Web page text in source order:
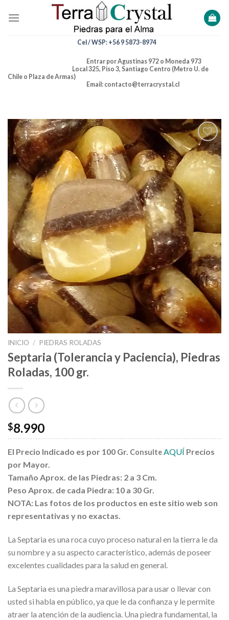
Cel / WSP: +56 9 5873-8974
Entrar por Agustinas 972 o Moneda 973
Local 325, Piso 3, Santiago Centro (Metro U. de
Chile o Plaza de Armas)
Email: contacto@terracrystal.cl
Añadir
a la
lista de
deseos
INICIO / PIEDRAS ROLADAS
Septaria (Tolerancia y Paciencia), Piedras
Roladas, 100 gr.
$8.990
El Precio Indicado es por 100 Gr. ConsulteAQUÍ Precios
por Mayor.
Tamaño Aprox. de las Piedras: 2 a 3 Cm.
Peso Aprox. de cada Piedra: 10 a 30 Gr.
NOTA: Las fotos de los productos en este sitio web son
representativas y no exactas.
La Septaria es una roca cuyo proceso natural en la tierra le da
su nombre y a su aspecto característico, además de poseer
excelentes cualidades para la salud en general.
La Septaria es una piedra maravillosa para usar o llevar con
usted si habla en público, ya que le da confianza y le permite
atraer la atención de la audiencia. Una piedra fundamental, la